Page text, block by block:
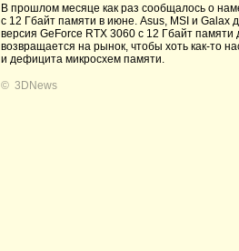
В прошлом месяце как раз сообщалось о
с 12 Гбайт памяти в июне. Asus, MSI и Galax
версия GeForce RTX 3060 с 12 Гбайт
возвращается на рынок, чтобы хоть как-то
и дефицита микросхем памяти.
© 3DNews